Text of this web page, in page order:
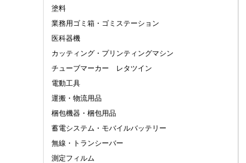
塗料
業務用ゴミ箱・ゴミステーション
医科器機
カッティング・プリンティングマシン
チューブマーカー レタツイン
電動工具
運搬・物流用品
梱包機器・梱包用品
蓄電システム・モバイルバッテリー
無線・トランシーバー
測定フィルム